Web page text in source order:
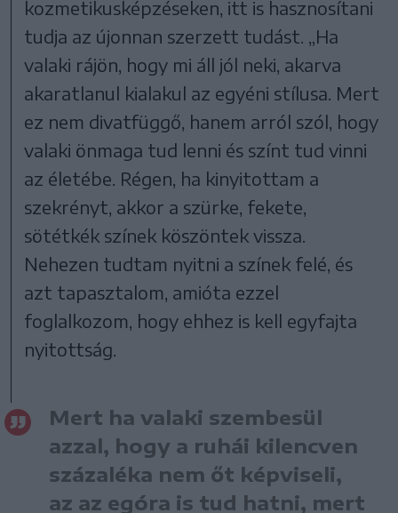
kozmetikusképzéseken, itt is hasznosítani
tudja az újonnan szerzett tudást. „Ha
valaki rájön, hogy mi áll jól neki, akarva
akaratlanul kialakul az egyéni stílusa. Mert
ez nem divatfüggő, hanem arról szól, hogy
valaki önmaga tud lenni és színt tud vinni
az életébe. Régen, ha kinyitottam a
szekrényt, akkor a szürke, fekete,
sötétkék színek köszöntek vissza.
Nehezen tudtam nyitni a színek felé, és
azt tapasztalom, amióta ezzel
foglalkozom, hogy ehhez is kell egyfajta
nyitottság.
Mert ha valaki szembesül
azzal, hogy a ruhái kilencven
százaléka nem őt képviseli,
az az egóra is tud hatni, mert